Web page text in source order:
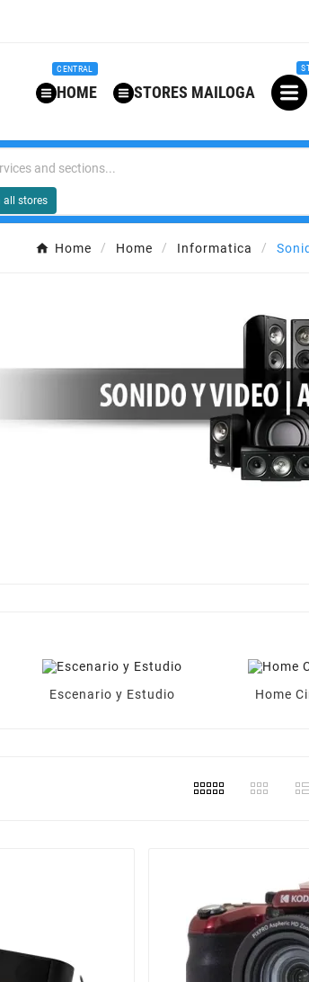
HOME
CENTRAL
STORES MAILOGA
all stores
Home Home Informatica
Escenario y Estudio
Home